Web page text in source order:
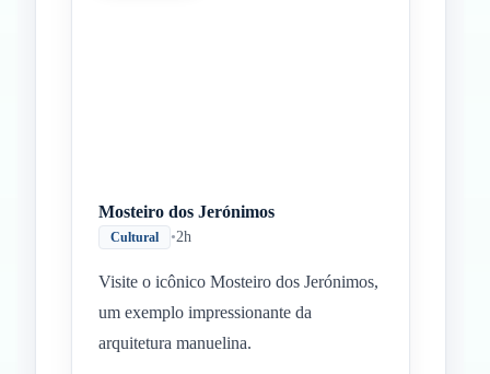
Mosteiro dos Jerónimos
Cultural •2h
Visite o icônico Mosteiro dos Jerónimos,
um exemplo impressionante da
arquitetura manuelina.